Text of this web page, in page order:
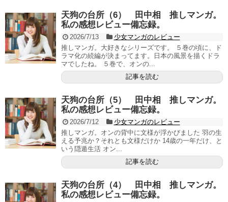
天狗の台所（6） 田中相 推しマンガ。
私の感想レビュー備忘録。
2026/7/13
少女マンガのレビュー
推しマンガ。大好きなシリーズです。 ５巻の頃に、ド
ラマ化の続編が決まってます。日本の風景を描くドラ
マでしたね。 ５巻で、オンの...
記事を読む
天狗の台所（5） 田中相 推しマンガ。
私の感想レビュー備忘録。
2026/7/12
少女マンガのレビュー
推しマンガ。オンの背中に文様が浮かびました 羽の生
える予兆か？それとも文様だけか 14歳の一年だけ、と
いう隠遁生活 オン...
記事を読む
天狗の台所（4） 田中相 推しマンガ。
私の感想レビュー備忘録。